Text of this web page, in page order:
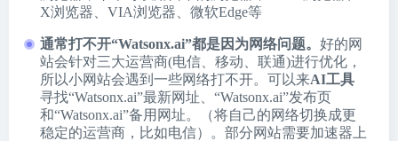
X浏览器
VIA浏览器 微软Edge等
通常打不开“Watsonx.ai”都是因为网络问题。 好的网
站会针对三大运营商(电信、移动、联通)进行优化，
所以小网站会遇到一些网络打不开。可以来AI工具
寻找“Watsonx.ai”最新网址、“Watsonx.ai”发布页
和“Watsonx.ai”备用网址。（将自己的网络切换成更
稳定的运营商，比如电信）。部分网站需要加速器上